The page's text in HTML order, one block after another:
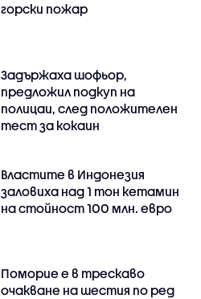
горски пожар
Задържаха шофьор,
предложил подкуп на
полицаи, след положителен
тест за кокаин
Властите в Индонезия
заловиха над 1 тон кетамин
на стойност 100 млн. евро
Поморие е в трескаво
очакване на шестия по ред